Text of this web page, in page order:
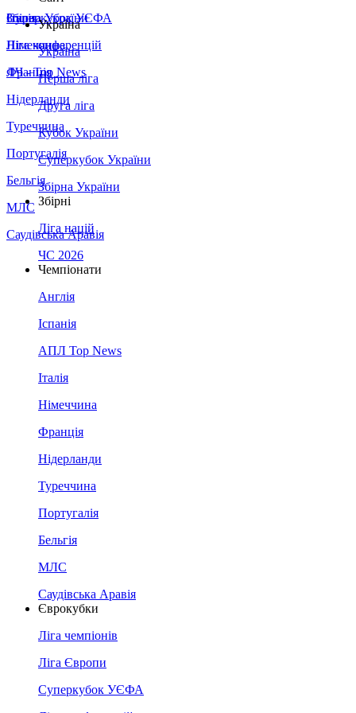
Збірна України
Італія
Німеччина
Франція
Нідерланди
Туреччина
Португалія
Бельгія
МЛС
Саудівська Аравія
Суперкубок УЄФА
Ліга конференцій
ЛЧ - Top News
Україна
Україна
Перша ліга
Друга ліга
Кубок України
Суперкубок України
Збірна України
Збірні
Ліга націй
ЧС 2026
Чемпіонати
Англія
Іспанія
АПЛ Top News
Італія
Німеччина
Франція
Нідерланди
Туреччина
Португалія
Бельгія
МЛС
Саудівська Аравія
Єврокубки
Ліга чемпіонів
Ліга Європи
Суперкубок УЄФА